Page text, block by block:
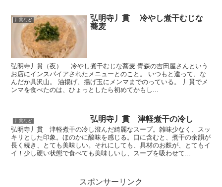
丿貫など
弘明寺丿貫 冷やし煮干むじな
蕎麦
弘明寺丿貫（夜） 冷やし煮干むじな蕎麦 青森の吉田屋さんという
お店にインスパイアされたメニューとのこと。 いつもと違って、な
んだか具沢山。 油揚げ、揚げ玉にメンマまでのっている。 丿貫でメ
ンマを食べたのは、ひょっとしたら初めてかもし...
丿貫など 弘明寺丿貫 津軽煮干の冷し
弘明寺丿貫 津軽煮干の冷し澄んだ綺麗なスープ。雑味少なく、スッ
キリとした印象。ほのかに酸味を感じる。口に含むと、煮干の余韻が
長く続き、とても美味しい。それにしても、具材のお麩が、とてもイ
イ！少し硬い状態で食べても美味しいし、スープを吸わせて...
スポンサーリンク